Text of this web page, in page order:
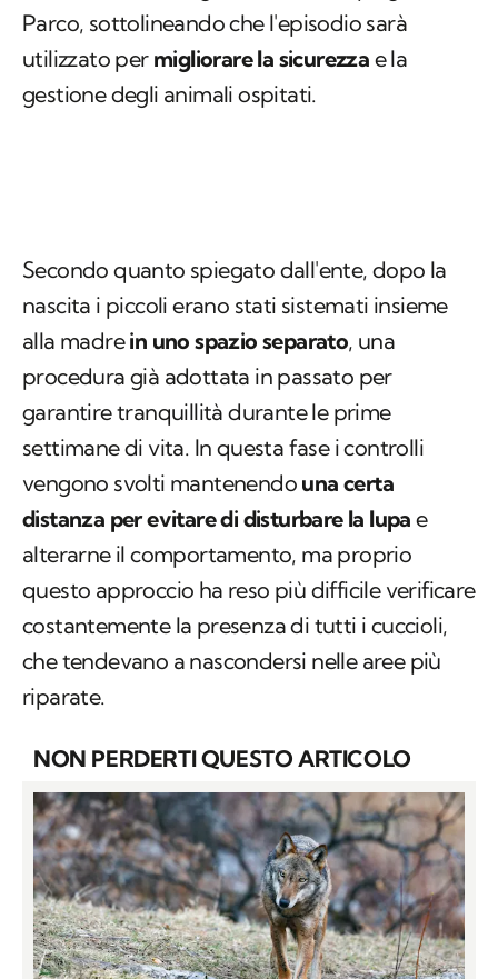
Parco, sottolineando che l'episodio sarà
utilizzato per migliorare la sicurezza e la
gestione degli animali ospitati.
Secondo quanto spiegato dall'ente, dopo la
nascita i piccoli erano stati sistemati insieme
alla madrein uno spazio separato, una
procedura già adottata in passato per
garantire tranquillità durante le prime
settimane di vita. In questa fase i controlli
vengono svolti mantenendo una certa
distanza per evitare di disturbare la lupa e
alterarne il comportamento, ma proprio
questo approccio ha reso più difficile verificare
costantemente la presenza di tutti i cuccioli,
che tendevano a nascondersi nelle aree più
riparate.
NON PERDERTI QUESTO ARTICOLO